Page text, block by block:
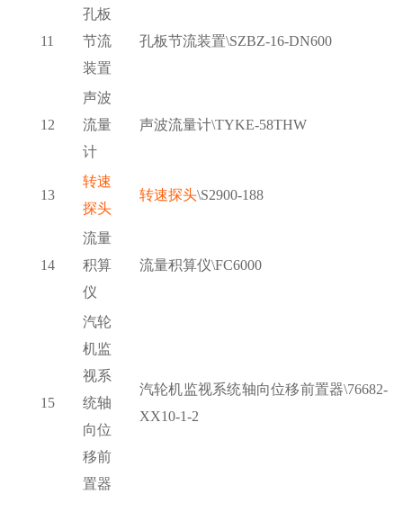
11
孔板
节流
装置
孔板节流装置\SZBZ-16-DN600
12
声波
流量
计
声波流量计\TYKE-58THW
13
转速
探头
转速探头\S2900-188
14
流量
积算
仪
流量积算仪\FC6000
15
汽轮
机监
视系
统轴
向位
移前
置器
汽轮机监视系统轴向位移前置器\76682-
XX10-1-2